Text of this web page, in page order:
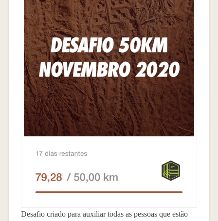
Desafio criado para auxiliar todas as pessoas que estão